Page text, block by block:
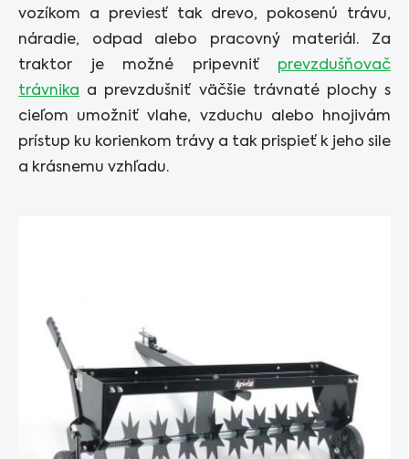
vozíkom a previesť tak drevo, pokosenú trávu,
náradie, odpad alebo pracovný materiál. Za
traktor je možné pripevniť prevzdušňovač
trávnika a prevzdušniť väčšie trávnaté plochy s
cieľom umožniť vlahe, vzduchu alebo hnojivám
prístup ku korienkom trávy a tak prispieť k jeho sile
a krásnemu vzhľadu.